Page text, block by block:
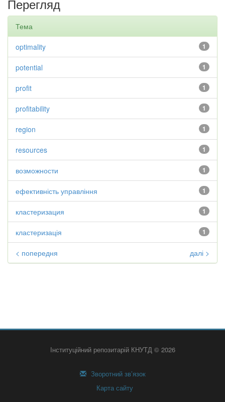
Перегляд
Тема
1
optimality
1
potential
1
profit
1
profitability
1
region
1
resources
1
возможности
1
ефективність управління
1
кластеризация
1
кластеризація
< попередня далі >
Інституційний репозитарій КНУТД © 2026
Зворотний зв’язок
Карта сайту